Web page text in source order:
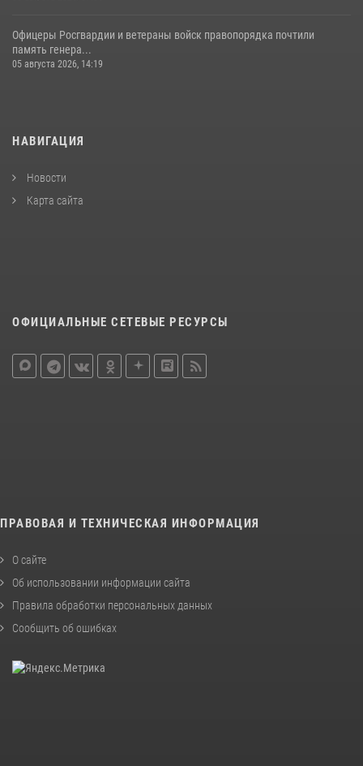
Офицеры Росгвардии и ветераны войск правопорядка почтили
память генера...
05 августа 2026, 14:19
НАВИГАЦИЯ
Новости
Карта сайта
ОФИЦИАЛЬНЫЕ СЕТЕВЫЕ РЕСУРСЫ
ПРАВОВАЯ И ТЕХНИЧЕСКАЯ ИНФОРМАЦИЯ
О сайте
Об использовании информации сайта
Правила обработки персональных данных
Сообщить об ошибках